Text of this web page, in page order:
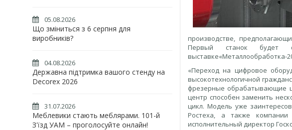
05.08.2026
Що зміниться з 6 серпня для
виробників?
04.08.2026
Державна підтримка вашого стенду на
Decorex 2026
31.07.2026
Меблевики стають меблярами. 101-й
З'їзд УАМ – проголосуйте онлайн!
производстве,
Первый станок
выставке«Металлообработка-
«Переход на цифровое
высокотехнологичной
фрезерные обрабатывающие
центр способен заменить
цикл. Модель уже
Ростеха, а также компании
исполнительный директор